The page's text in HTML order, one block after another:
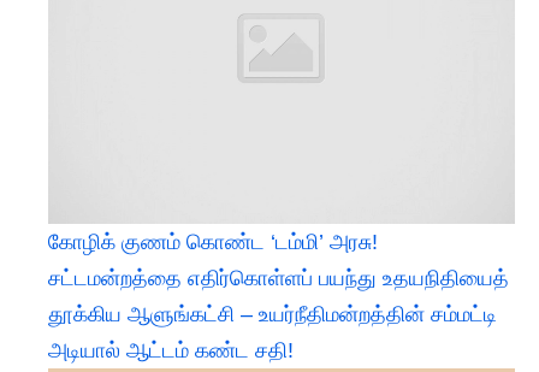
கோழிக் குணம் கொண்ட ‘டம்மி’ அரசு!
சட்டமன்றத்தை எதிர்கொள்ளப் பயந்து உதயநிதியைத்
தூக்கிய ஆளுங்கட்சி – உயர்நீதிமன்றத்தின் சம்மட்டி
அடியால் ஆட்டம் கண்ட சதி!